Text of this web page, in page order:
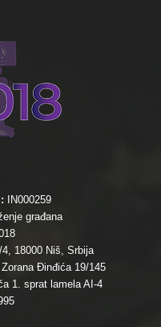
IN000259
građana
18000 Niš, Srbija
Đinđića 19/145
1. sprat lamela AI-4